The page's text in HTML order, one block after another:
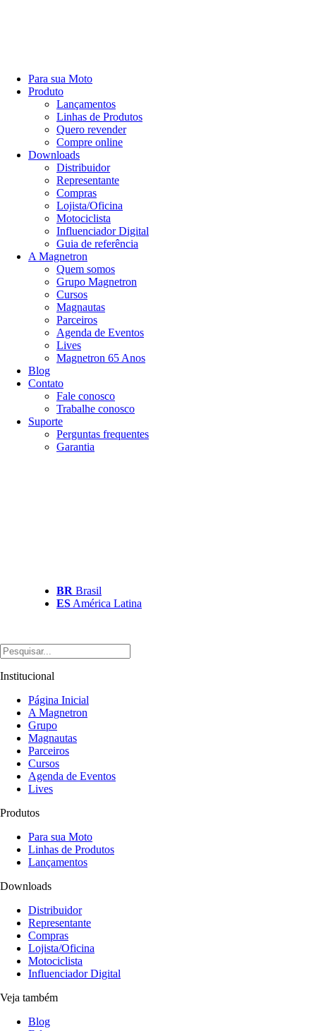
Para sua Moto
Produto
Lançamentos
Linhas de Produtos
Quero revender
Compre online
Downloads
Distribuidor
Representante
Compras
Lojista/Oficina
Motociclista
Influenciador Digital
Guia de referência
A Magnetron
Quem somos
Grupo Magnetron
Cursos
Magnautas
Parceiros
Agenda de Eventos
Lives
Magnetron 65 Anos
Blog
Contato
Fale conosco
Trabalhe conosco
Suporte
Perguntas frequentes
Garantia
BR Brasil
ES América Latina
Institucional
Página Inicial
A Magnetron
Grupo
Magnautas
Parceiros
Cursos
Agenda de Eventos
Lives
Produtos
Para sua Moto
Linhas de Produtos
Lançamentos
Downloads
Distribuidor
Representante
Compras
Lojista/Oficina
Motociclista
Influenciador Digital
Veja também
Blog